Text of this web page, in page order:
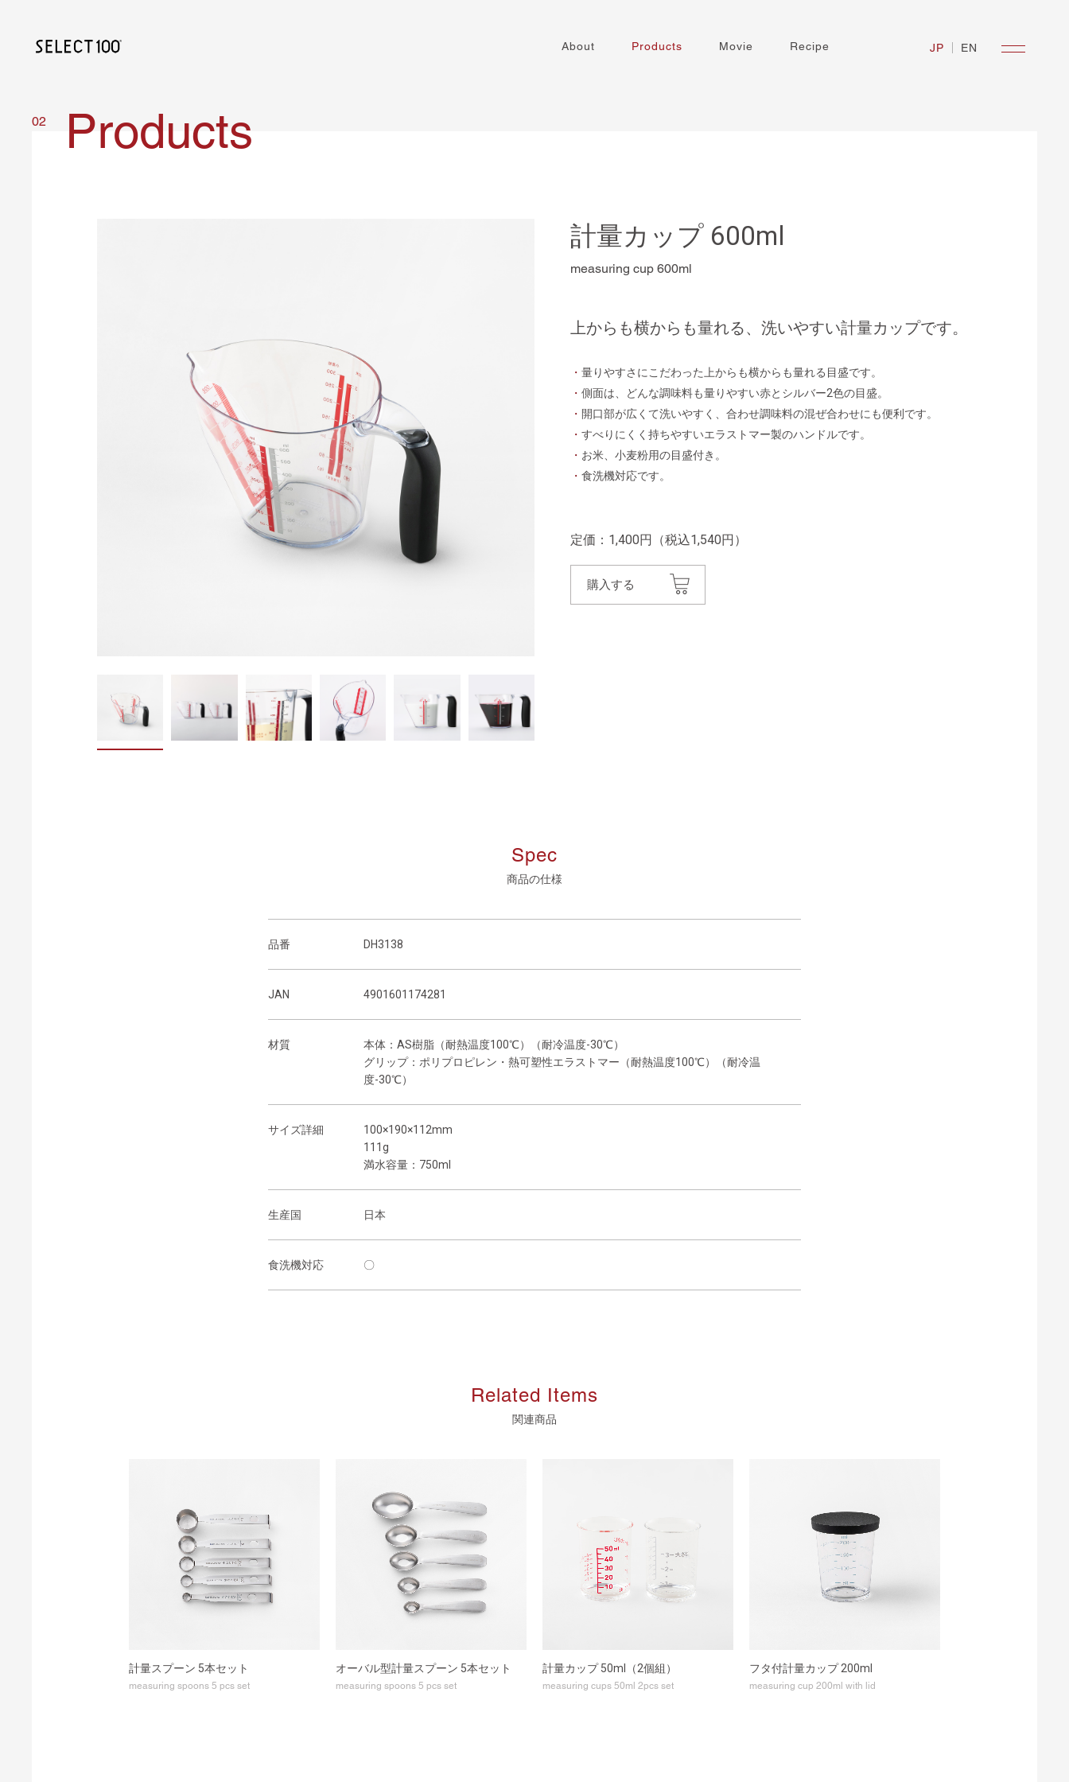
About Products Movie Recipe JP EN
02 Products
計量カップ 600ml
measuring cup 600ml
上からも横からも量れる、洗いやすい計量カップです。
・ 量りやすさにこだわった上からも横からも量れる目盛です。
・ 側面は、どんな調味料も量りやすい赤とシルバー2色の目盛。
・ 開口部が広くて洗いやすく、合わせ調味料の混ぜ合わせにも便利です。
・ すべりにくく持ちやすいエラストマー製のハンドルです。
・ お米、小麦粉用の目盛付き。
・ 食洗機対応です。
定価：1,400円（税込1,540円）
購入する
Spec
商品の仕様
品番 DH3138
JAN 4901601174281
材質
本体：AS樹脂（耐熱温度100℃）（耐冷温度-30℃）
グリップ：ポリプロピレン・熱可塑性エラストマー（耐熱温度100℃）（耐冷温
度-30℃）
サイズ詳細
100×190×112mm
111g
満水容量：750ml
生産国 日本
食洗機対応 〇
Related Items
関連商品
計量スプーン 5本セット
measuring spoons 5 pcs set
オーバル型計量スプーン 5本セット
measuring spoons 5 pcs set
計量カップ 50ml（2個組）
measuring cups 50ml 2pcs set
フタ付計量カップ 200ml
measuring cup 200ml with lid